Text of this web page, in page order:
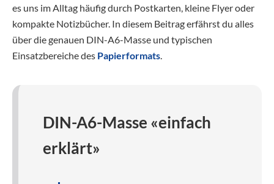
es uns im Alltag häufig durch Postkarten, kleine Flyer oder
kompakte Notizbücher. In diesem Beitrag erfährst du alles
über die genauen DIN-A6-Masse und typischen
Einsatzbereiche des Papierformats.
DIN-A6-Masse «einfach
erklärt»